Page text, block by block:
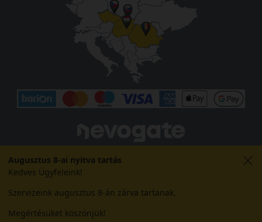
Augusztus 8-ai nyitva tartás
Kedves Ügyfeleink!
Szervizeink augusztus 8-án zárva tartanak.
Megértésüket köszönjük!